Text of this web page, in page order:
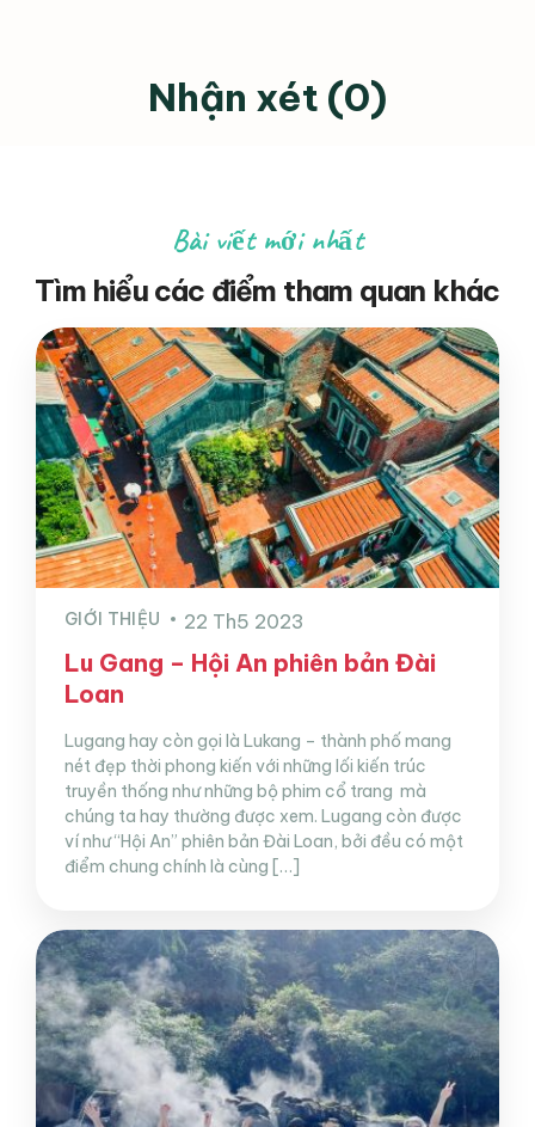
Nhận xét (0)
Bài viết mới nhất
Tìm hiểu các điểm tham quan khác
GIỚI THIỆU 22 Th5 2023
Lu Gang – Hội An phiên bản Đài
Loan
Lugang hay còn gọi là Lukang – thành phố mang
nét đẹp thời phong kiến với những lối kiến trúc
truyền thống như những bộ phim cổ trang mà
chúng ta hay thường được xem. Lugang còn được
ví như “Hội An” phiên bản Đài Loan, bởi đều có một
điểm chung chính là cùng […]